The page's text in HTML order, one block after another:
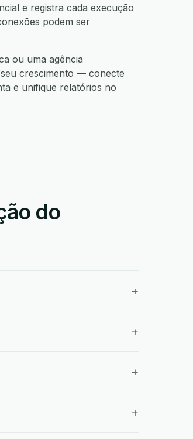
e registra cada execução
podem ser
ou uma agência
crescimento — conecte
e unifique relatórios no
do
+
+
+
+